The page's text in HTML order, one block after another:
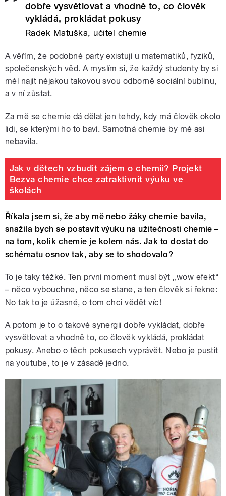
dobře vysvětlovat a vhodně to, co člověk
vykládá, prokládat pokusy
Radek Matuška, učitel chemie
A věřím, že podobné party existují u matematiků, fyziků,
společenských věd. A myslím si, že každý studenty by si
měl najít nějakou takovou svou odborně sociální bublinu,
a v ní zůstat.
Za mě se chemie dá dělat jen tehdy, kdy má člověk okolo
lidi, se kterými ho to baví. Samotná chemie by mě asi
nebavila.
Jak v dětech vzbudit zájem o chemii? Projekt
Bezva chemie chce zatraktivnit výuku ve
školách
Říkala jsem si, že aby mě nebo žáky chemie bavila,
snažila bych se postavit výuku na užitečnosti chemie –
na tom, kolik chemie je kolem nás. Jak to dostat do
schématu osnov tak, aby se to shodovalo?
To je taky těžké. Ten první moment musí být „wow efekt“
– něco vybouchne, něco se stane, a ten člověk si řekne:
No tak to je úžasné, o tom chci vědět víc!
A potom je to o takové synergii dobře vykládat, dobře
vysvětlovat a vhodně to, co člověk vykládá, prokládat
pokusy. Anebo o těch pokusech vyprávět. Nebo je pustit
na youtube, to je v zásadě jedno.